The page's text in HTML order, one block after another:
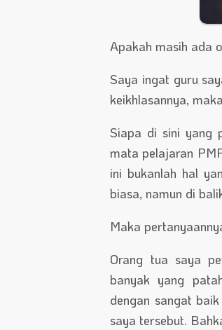
Apakah masih ada
Saya ingat guru
keikhlasannya,
Siapa di sini yang
mata pelajaran
ini bukanlah hal
biasa, namun di
Maka
Orang tua saya
banyak yang
dengan sangat
saya tersebut.